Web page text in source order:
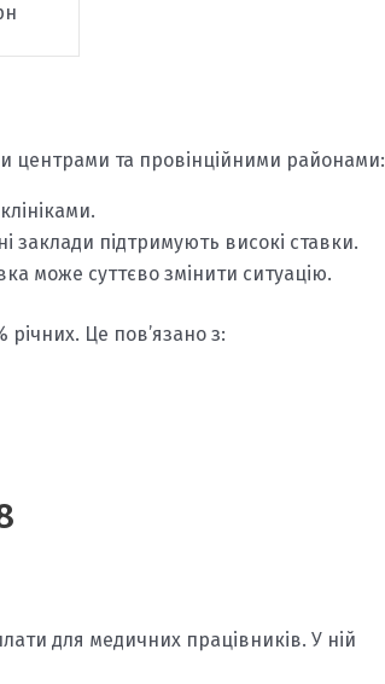
центрами та провінційними районами:
заклади підтримують високі ставки.
може суттєво змінити ситуацію.
річних. Це пов’язано з:
для медичних працівників. У ній